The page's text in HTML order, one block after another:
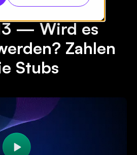
— Wird es
Zahlen
Stubs